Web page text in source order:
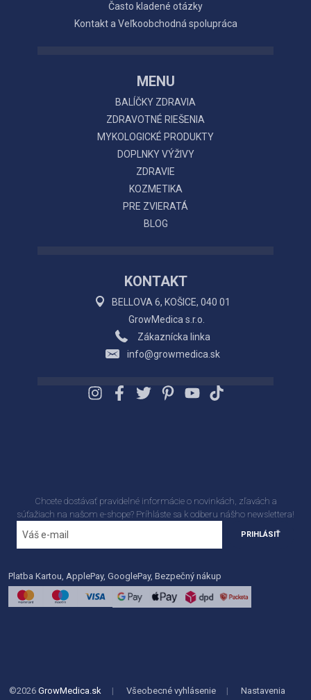
Často kladené otázky
Kontakt a Veľkoobchodná spolupráca
MENU
BALÍČKY ZDRAVIA
ZDRAVOTNÉ RIEŠENIA
MYKOLOGICKÉ PRODUKTY
DOPLNKY VÝŽIVY
ZDRAVIE
KOZMETIKA
PRE ZVIERATÁ
BLOG
KONTAKT
BELLOVA 6, KOŠICE, 040 01
GrowMedica s.r.o.
Zákaznícka linka
info@growmedica.sk
Chcete dostávať pravidelné informácie o novinkách, zľavách a
súťažiach na našom e-shope? Príhláste sa k odberu nášho newslettera!
PRIHLÁSIŤ
Platba Kartou, ApplePay, GooglePay, Bezpečný nákup
©2026 GrowMedica.sk | Všeobecné vyhlásenie |
Nastavenia